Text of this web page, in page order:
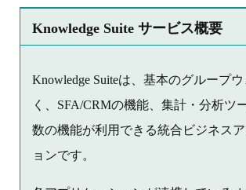
Knowledge Suite サービス概要
Knowledge Suiteは、基本のグループ
く、SFA/CRMの機能、集計・分析ツ
数の機能が利用できる統合ビジネス
ョンです。